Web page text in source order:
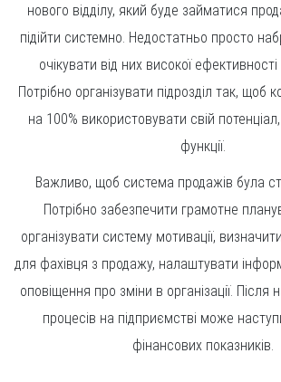
нового відділу, який буде займатися
підійти системно. Недостатньо просто
очікувати від них високої
Потрібно організувати підрозділ так, щоб
на 100% використовувати свій
функції.
Важливо, щоб система продажів була
Потрібно забезпечити грамотне
організувати систему мотивації,
для фахівця з продажу, налаштувати
оповіщення про зміни в організації. Після
процесів на підприємстві може
фінансових показників.